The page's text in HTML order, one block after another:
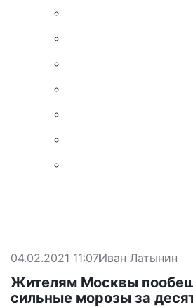
04.02.2021 11:07Иван Латынин
Жителям Москвы
сильные морозы за